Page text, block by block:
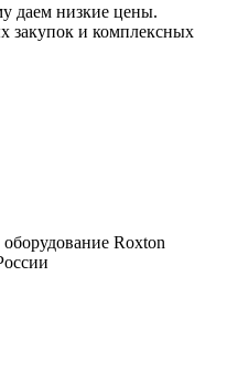
даем низкие цены.
закупок и комплексных
Roxton